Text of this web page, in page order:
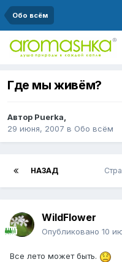
Обо всём
Где мы живём?
Автор Puerka,
29 июня, 2007 в Обо всём
НАЗАД
WildFlower
Опубликовано 10
Все лето может быть.